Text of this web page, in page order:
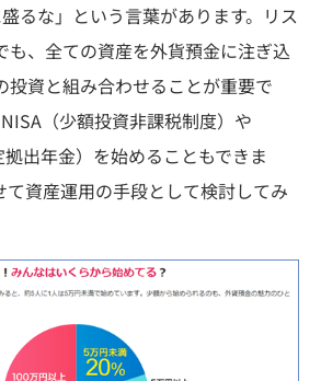
盛るな」という言葉があります。リス
も、全ての資産を外貨預金に注ぎ込
投資と組み合わせることが重要で
（少額投資非課税制度）や
出年金）を始めることもできま
て資産運用の手段として検討してみ